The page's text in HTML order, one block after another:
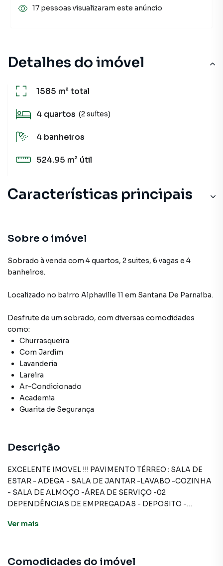
Detalhes do imóvel
1585 m²total
4 quartos (2 suítes)
4 banheiros
524.95 m² útil
Características principais
Sobre o imóvel
Sobrado à venda com 4 quartos, 2 suites, 6 vagas e 4
banheiros.
Localizado no bairro Alphaville 11 em Santana De Parnaiba.
Desfrute de um sobrado, com diversas comodidades
como:
Churrasqueira
Com Jardim
Lavanderia
Lareira
Ar-Condicionado
Academia
Guarita de Segurança
Descrição
EXCELENTE IMOVEL !!! PAVIMENTO TÉRREO : SALA DE
ESTAR - ADEGA - SALA DE JANTAR -LAVABO -COZINHA
- SALA DE ALMOÇO -ÁREA DE SERVIÇO -02
DEPENDÊNCIAS DE EMPREGADAS - DEPOSITO -
GINÁSTICA- PISCINA E GARAGEM: PISO SUPERIOR 04
LAGO E TEM UM VISTA LINDA !
Ver mais
Comodidades do imóvel
17 pessoas visualizaram este anúncio